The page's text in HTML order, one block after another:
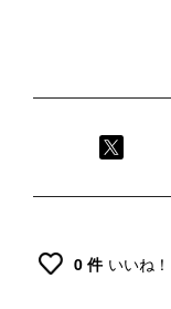
0 件 いいね！